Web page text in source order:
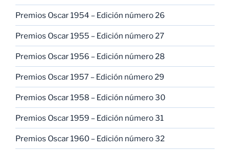
Premios Oscar 1954 – Edición número 26
Premios Oscar 1955 – Edición número 27
Premios Oscar 1956 – Edición número 28
Premios Oscar 1957 – Edición número 29
Premios Oscar 1958 – Edición número 30
Premios Oscar 1959 – Edición número 31
Premios Oscar 1960 – Edición número 32